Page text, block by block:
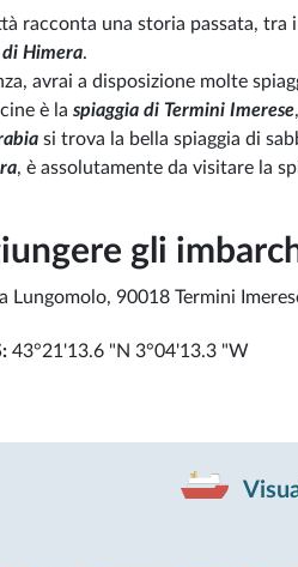
racconta una storia passata,
Himera.
avrai a disposizione molte
è la spiaggia di Termini Imerese
si trova la bella spiaggia di
, è assolutamente da visitare la
gli
Lungomolo, 90018 Termini
43°21'13.6 "N 3°04'13.3 "W